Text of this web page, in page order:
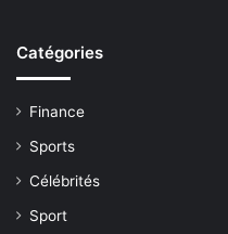
Catégories
Finance
Sports
Célébrités
Sport